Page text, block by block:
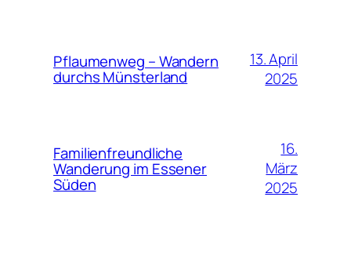
Pflaumenweg – Wandern
durchs Münsterland
13. April
2025
Familienfreundliche
Wanderung im Essener
Süden
16.
März
2025